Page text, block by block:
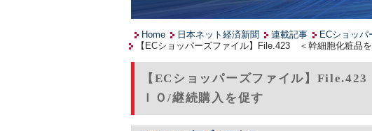
Home 日本ネット経済新聞 連載記事
ECショッパ
【ECショッパーズファイル】File.423 ＜幹細胞化粧品
【ECショッパーズファイル】
ＩＯ/継続購入を促す